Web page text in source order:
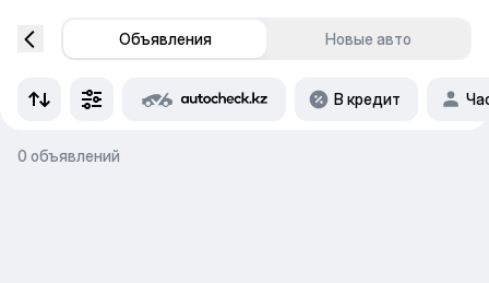
Объявления Новые авто
В кредит
0 объявлений